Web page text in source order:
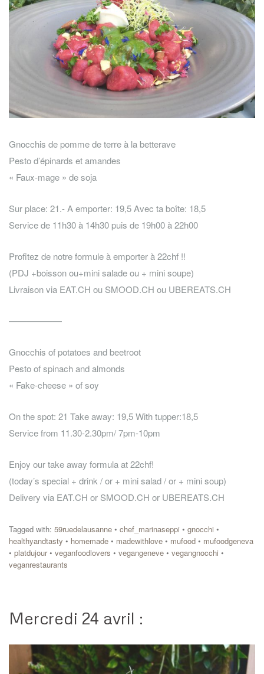
Gnocchis de pomme de terre à la betterave
Pesto d’épinards et amandes
« Faux-mage » de soja
Sur place: 21.- A emporter: 19,5 Avec ta boîte: 18,5
Service de 11h30 à 14h30 puis de 19h00 à 22h00
Profitez de notre formule à emporter à 22chf !!
(PDJ +boisson ou+mini salade ou + mini soupe)
Livraison via EAT.CH ou SMOOD.CH ou UBEREATS.CH
——————
Gnocchis of potatoes and beetroot
Pesto of spinach and almonds
« Fake-cheese » of soy
On the spot: 21 Take away: 19,5 With tupper:18,5
Service from 11.30-2.30pm/ 7pm-10pm
Enjoy our take away formula at 22chf!
(today’s special + drink / or + mini salad / or + mini soup)
Delivery via EAT.CH or SMOOD.CH or UBEREATS.CH
Tagged with: 59ruedelausanne • chef_marinaseppi • gnocchi •
healthyandtasty • homemade • madewithlove • mufood • mufoodgeneva
• platdujour• veganfoodlovers • vegangeneve • vegangnocchi •
veganrestaurants
Mercredi 24 avril :